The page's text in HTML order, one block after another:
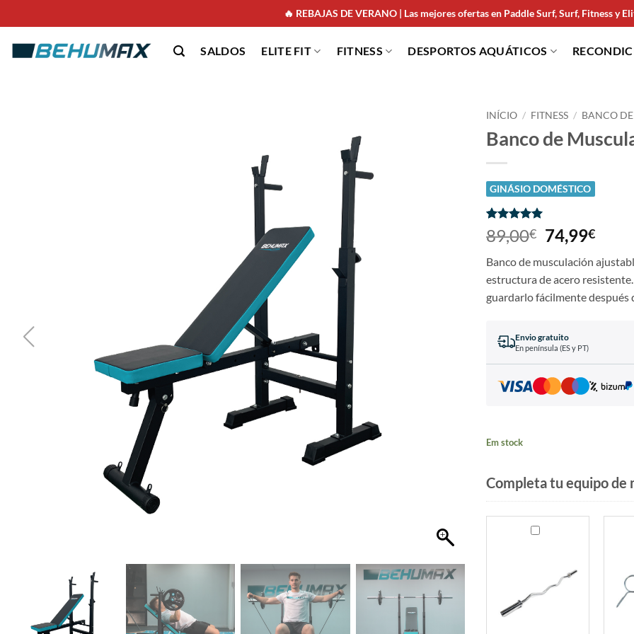
🔥 REBAJAS DE VERANO | Las mejores ofertas en Paddle Surf, Surf, Fitness y
SALDOS ELITE FIT FITNESS DESPORTOS AQUÁTICOS
INÍCIO / FITNESS / BANCO DE
Banco de
GINÁSIO DOMÉSTICO
Classificado
com5em
em
2
classificações
de clientes
89,00€ 74,99€
Banco de musculación
estructura de acero
guardarlo fácilmente después
Envio gratuito
En península (ES y PT)
Em stock
Completa tu equipo de
m
de